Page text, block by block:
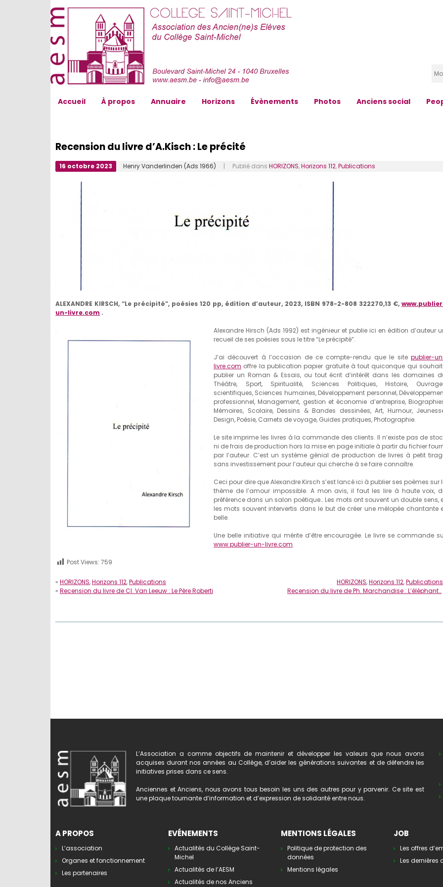
Accueil À propos Annuaire Horizons Évènements Photos Anciens social
Recension du livre d’A.Kisch : Le précité
16 octobre 2023 Henry Vanderlinden (Ads 1966) | Publié dans HORIZONS,Horizons 112,Publications
ALEXANDRE KIRSCH, “Le précipité”, poésies 120 pp, édition d’auteur, 2023, ISBN 978-2-808 322270,13 €,
un-livre.com .
Alexandre Hirsch (Ads 1992) est ingénieur et publie ici en édition d’auteur
recueil de ses poésies sous le titre “Le précipité”.
J’ai découvert à l’occasion de ce compte-rendu que le site publier-
livre.com offre la publication papier gratuite à tout quiconque qui
publier un Roman & Essais, ou tout écrit d’intérêt dans les domaines
Théâtre, Sport, Spiritualité, Sciences Politiques, Histoire,
scientifiques, Sciences humaines, Développement personnel,
professionnel, Management, gestion et économie d’entreprise,
Mémoires, Scolaire, Dessins & Bandes dessinées, Art, Humour,
Design, Poésie, Carnets de voyage, Guides pratiques, Photographie.
Le site imprime les livres à la commande des clients. Il n’existe pas de
ni de frais de production hors la mise en page initiale à partir du fichier
par l’auteur. C’est un système génial de production de livres à petit
sans investissement pour l’auteur qui cherche à se faire connaître.
Ceci pour dire que Alexandre Kirsch s’est lancé ici à publier ses poèmes sur
thème de l’amour impossible. A mon avis, il faut les lire à haute voix,
préférence dans un salon poétique… Les mots ont souvent un double sens,
les mots souvent intervertis dans le but de créer une mélopée chantante
belle.
Une belle initiative qui mérite d’être encouragée. Le livre se commande
www.publier-un-livre.com.
Post Views: 759
« HORIZONS,Horizons 112,Publications
« Recension du livre de Cl. Van Leeuw : Le Père Roberti
HORIZONS,Horizons 112,Publications
Recension du livre de Ph. Marchandise : L’éléphant…
L’Association a comme objectifs de maintenir et développer les valeurs que nous avons
acquises durant nos années au Collège, d’aider les générations suivantes et de défendre les
initiatives prises dans ce sens.
Anciennes et Anciens, nous avons tous besoin les uns des autres pour y parvenir. Ce site est
une plaque tournante d’information et d’expression de solidarité entre nous.
A PROPOS
L’association
Organes et fonctionnement
Les partenaires
EVÉNEMENTS
Actualités du Collège Saint-
Michel
Actualités de l’AESM
Actualités de nos Anciens
MENTIONS LÉGALES
Politique de protection des
données
Mentions légales
JOB
Les offres
Les dernières